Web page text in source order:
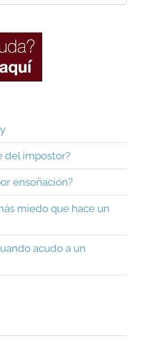
del impostor?
ensoñación?
miedo que hace un
acudo a un